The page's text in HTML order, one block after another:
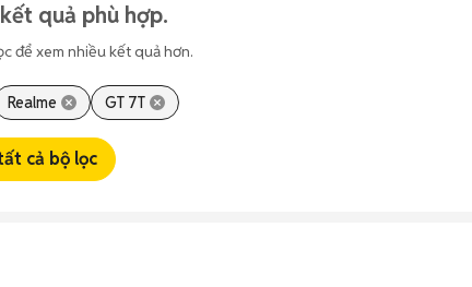
quả phù hợp.
để xem nhiều kết quả hơn.
Realme GT 7T
cả bộ lọc